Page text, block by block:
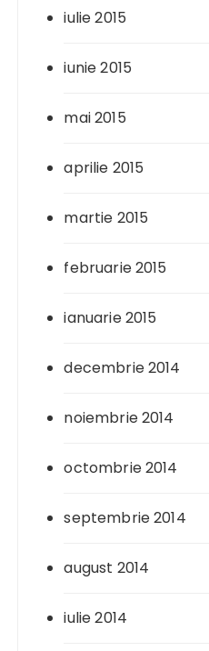
iulie 2015
iunie 2015
mai 2015
aprilie 2015
martie 2015
februarie 2015
ianuarie 2015
decembrie 2014
noiembrie 2014
octombrie 2014
septembrie 2014
august 2014
iulie 2014